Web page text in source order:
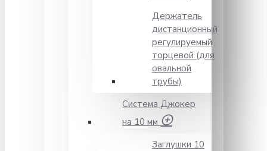
Держатель
дистанционный
регулируемый
торцевой (для
овальной
трубы)
Система Джокер
на 10 мм
Заглушки 10